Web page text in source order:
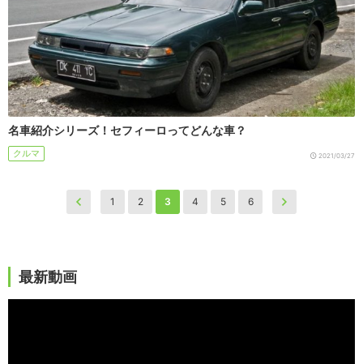
名車紹介シリーズ！セフィーロってどんな車？
クルマ 2021/03/27
1 2 3 4 5 6
最新動画